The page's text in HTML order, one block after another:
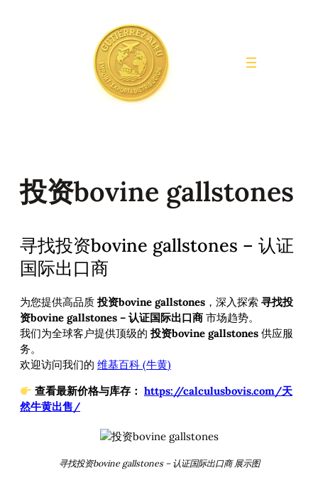
投资bovine gallstones
寻找投资bovine gallstones – 认证
国际出口商
为您提供高品质 投资bovine gallstones ，深入探索 寻找投
资bovine gallstones – 认证国际出口商 市场趋势。
我们为全球客户提供顶级的 投资bovine gallstones 供应服
务。
欢迎访问我们的 维基百科 (牛黄)
查看最新价格与库存： https://calculusbovis.com/天
然牛黄出售/
寻找投资bovine gallstones – 认证国际出口商 展示图